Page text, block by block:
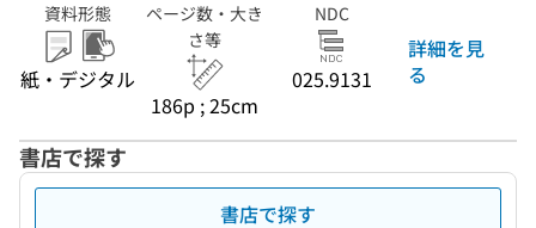
資料形態
紙・デジタル
ページ数・大き
さ等
186p ; 25cm
NDC
025.9131
詳細を見
る
書店で探す
書店で探す